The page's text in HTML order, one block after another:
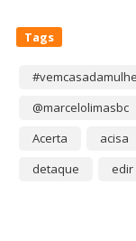
Tags
@marcelolimasbc
Acerta
acisa
detaque
edir